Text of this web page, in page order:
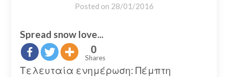
Posted on 28/01/2016
Spread snow love...
0
Shares
Τελευταία ενημέρωση: Πέμπτη